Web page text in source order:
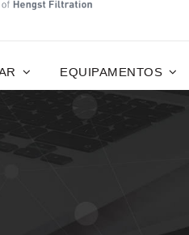
EQUIPAMENTOS